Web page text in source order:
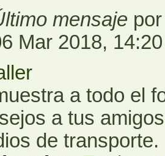
mensaje
Mar 2018, 14:20
a todo el
a tus
de transporte.